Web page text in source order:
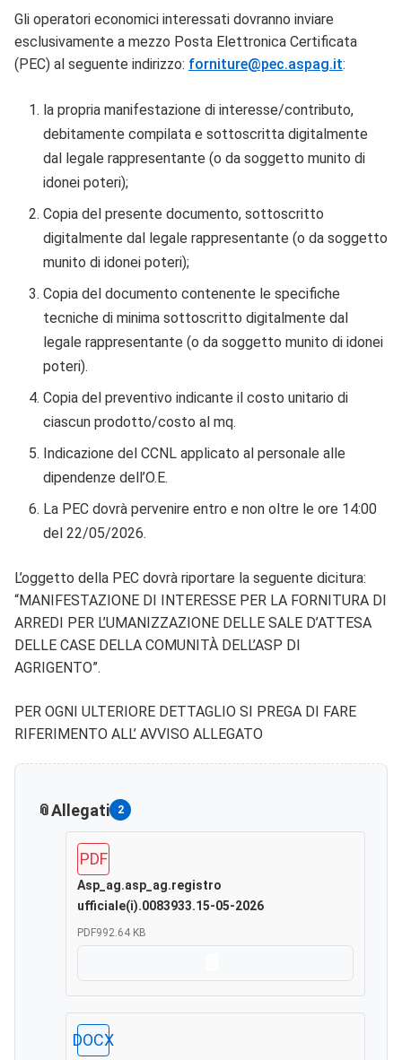
Gli operatori economici interessati dovranno inviare
esclusivamente a mezzo Posta Elettronica Certificata
(PEC) al seguente indirizzo: forniture@pec.aspag.it:
la propria manifestazione di interesse/contributo,
debitamente compilata e sottoscritta digitalmente
dal legale rappresentante (o da soggetto munito di
idonei poteri);
Copia del presente documento, sottoscritto
digitalmente dal legale rappresentante (o da soggetto
munito di idonei poteri);
Copia del documento contenente le specifiche
tecniche di minima sottoscritto digitalmente dal
legale rappresentante (o da soggetto munito di idonei
poteri).
Copia del preventivo indicante il costo unitario di
ciascun prodotto/costo al mq.
Indicazione del CCNL applicato al personale alle
dipendenze dell’O.E.
La PEC dovrà pervenire entro e non oltre le ore 14:00
del 22/05/2026.
L’oggetto della PEC dovrà riportare la seguente dicitura:
“MANIFESTAZIONE DI INTERESSE PER LA FORNITURA DI
ARREDI PER L’UMANIZZAZIONE DELLE SALE D’ATTESA
DELLE CASE DELLA COMUNITÀ DELL’ASP DI
AGRIGENTO”.
PER OGNI ULTERIORE DETTAGLIO SI PREGA DI FARE
RIFERIMENTO ALL’ AVVISO ALLEGATO
Allegati 2
PDF
Asp_ag.asp_ag.registro
ufficiale(i).0083933.15-05-2026
PDF992.64 KB
DOCX